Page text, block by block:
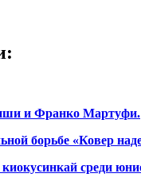
и Франко Мартуфи.
борьбе «Ковер
среди